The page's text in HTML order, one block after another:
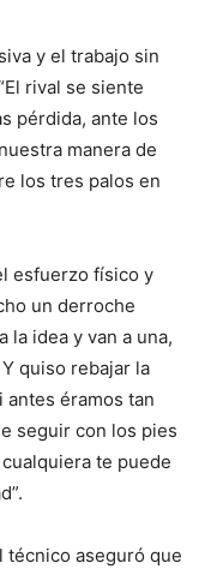
y el trabajo sin
rival se siente
pérdida, ante los
manera de
los tres palos en
esfuerzo físico y
un derroche
la idea y van a una,
quiso rebajar la
antes éramos tan
seguir con los pies
te puede
técnico aseguró que